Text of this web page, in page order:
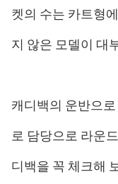
켓의 수는 카트형
지 않은 모델이 대
캐디백의 운반으
로 담당으로 라운
디백을 꼭 체크해